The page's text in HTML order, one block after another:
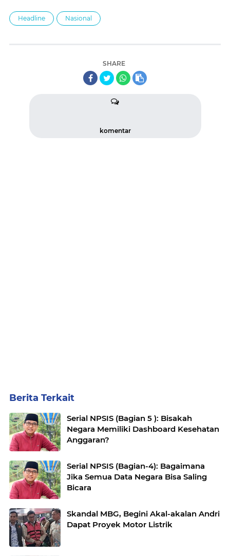
Headline Nasional
SHARE
komentar
Berita Terkait
Serial NPSIS (Bagian 5 ): Bisakah
Negara Memiliki Dashboard Kesehatan
Anggaran?
Serial NPSIS (Bagian-4): Bagaimana
Jika Semua Data Negara Bisa Saling
Bicara
Skandal MBG, Begini Akal-akalan Andri
Dapat Proyek Motor Listrik